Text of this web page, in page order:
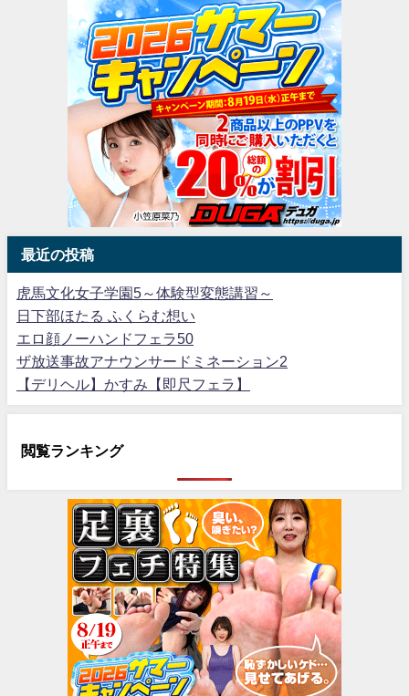
最近の投稿
虎馬文化女子学園5～体験型変態講習～
日下部ほたる ふくらむ想い
エロ顔ノーハンドフェラ50
ザ放送事故アナウンサードミネーション2
【デリヘル】かすみ【即尺フェラ】
閲覧ランキング